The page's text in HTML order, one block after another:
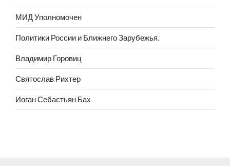
МИД Уполномочен
Политики России и Ближнего Зарубежья.
Владимир Горовиц
Святослав Рихтер
Иоган Себастьян Бах